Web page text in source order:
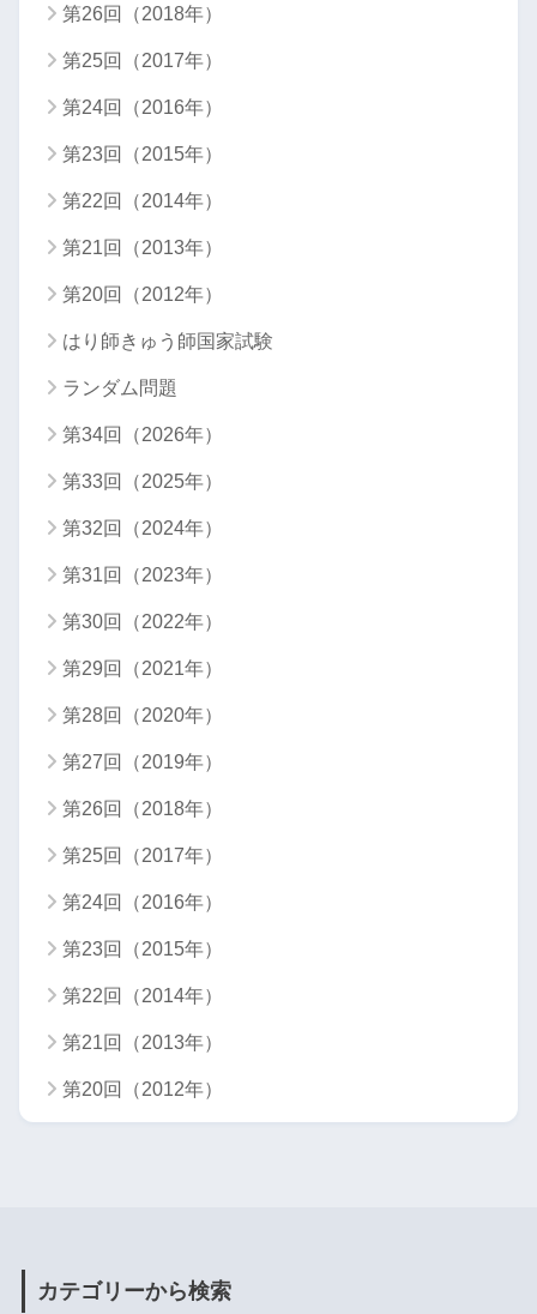
第26回（2018年）
第25回（2017年）
第24回（2016年）
第23回（2015年）
第22回（2014年）
第21回（2013年）
第20回（2012年）
はり師きゅう師国家試験
ランダム問題
第34回（2026年）
第33回（2025年）
第32回（2024年）
第31回（2023年）
第30回（2022年）
第29回（2021年）
第28回（2020年）
第27回（2019年）
第26回（2018年）
第25回（2017年）
第24回（2016年）
第23回（2015年）
第22回（2014年）
第21回（2013年）
第20回（2012年）
カテゴリーから検索